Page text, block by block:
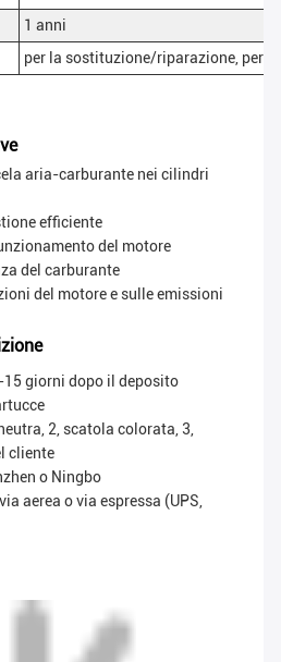
1 anni
per la sostituzione/riparazione, per
aria-carburante nei cilindri
efficiente
del motore
del carburante
del motore e sulle emissioni
15 giorni dopo il deposito
2, scatola colorata, 3,
cliente
o Ningbo
aerea o via espressa (UPS,